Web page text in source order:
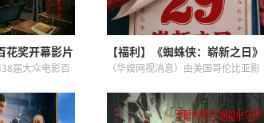
花奖开幕影片
38届大众电影百
花奖开幕影
届大众电影百
对外正式发...
【福利】《蜘蛛侠：崭新之日》
今日上映点燃暑期 预售、零点场
均破票房纪录
（华娱网视消息）由美国哥伦比亚影
期超级巨制《蜘蛛侠：崭新之日》今
日全国上映，领先北美2天，中国观众
率先见证彼得・帕克的破茧重生之...